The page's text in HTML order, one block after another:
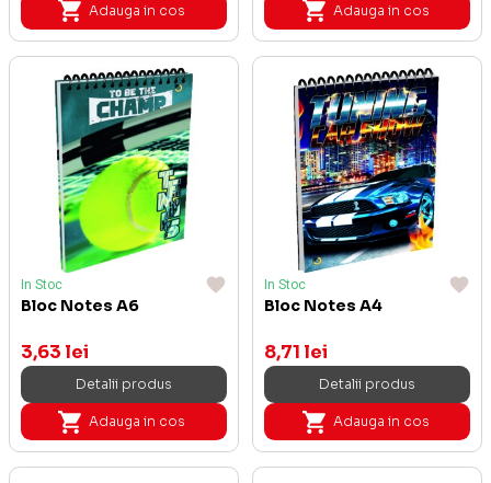
Adauga in cos Adauga in cos
In Stoc
Bloc Notes A6
3,63 lei
Detalii produs
Adauga in cos
In Stoc
Bloc Notes A4
8,71 lei
Detalii produs
Adauga in cos